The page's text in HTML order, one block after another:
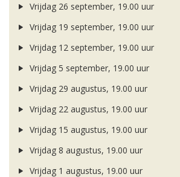
Vrijdag 26 september, 19.00 uur
Vrijdag 19 september, 19.00 uur
Vrijdag 12 september, 19.00 uur
Vrijdag 5 september, 19.00 uur
Vrijdag 29 augustus, 19.00 uur
Vrijdag 22 augustus, 19.00 uur
Vrijdag 15 augustus, 19.00 uur
Vrijdag 8 augustus, 19.00 uur
Vrijdag 1 augustus, 19.00 uur